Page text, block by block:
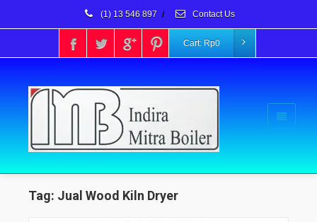
(1) 13 546 897 / Contact Us
Cart: Rp0
Tag: Jual Wood Kiln Dryer